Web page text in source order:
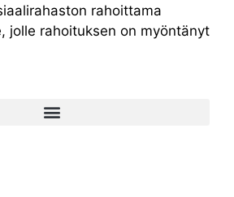
rahoittama
jolle rahoituksen on myöntänyt